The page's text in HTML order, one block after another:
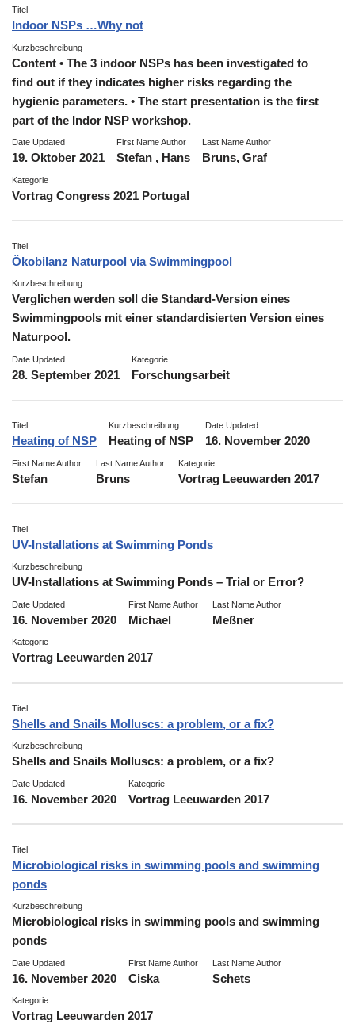
Titel
Indoor NSPs …Why not
Kurzbeschreibung
Content • The 3 indoor NSPs has been investigated to
find out if they indicates higher risks regarding the
hygienic parameters. • The start presentation is the first
part of the Indor NSP workshop.
Date Updated
19. Oktober 2021
First Name Author
Stefan , Hans
Last Name Author
Bruns, Graf
Kategorie
Vortrag Congress 2021 Portugal
Titel
Ökobilanz Naturpool via Swimmingpool
Kurzbeschreibung
Verglichen werden soll die Standard-Version eines
Swimmingpools mit einer standardisierten Version eines
Naturpool.
Date Updated
28. September 2021
Kategorie
Forschungsarbeit
Titel
Heating of NSP
Kurzbeschreibung
Heating of NSP
Date Updated
16. November 2020
First Name Author
Stefan
Last Name Author
Bruns
Kategorie
Vortrag Leeuwarden 2017
Titel
UV-Installations at Swimming Ponds
Kurzbeschreibung
UV-Installations at Swimming Ponds – Trial or Error?
Date Updated
16. November 2020
First Name Author
Michael
Last Name Author
Meßner
Kategorie
Vortrag Leeuwarden 2017
Titel
Shells and Snails Molluscs: a problem, or a fix?
Kurzbeschreibung
Shells and Snails Molluscs: a problem, or a fix?
Date Updated
16. November 2020
Kategorie
Vortrag Leeuwarden 2017
Titel
Microbiological risks in swimming pools and swimming
ponds
Kurzbeschreibung
Microbiological risks in swimming pools and swimming
ponds
Date Updated
16. November 2020
First Name Author
Ciska
Last Name Author
Schets
Kategorie
Vortrag Leeuwarden 2017